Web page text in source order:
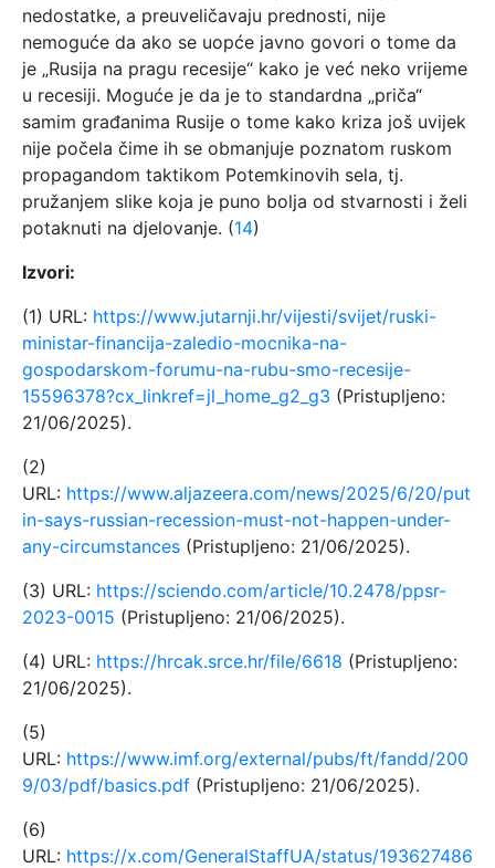
nedostatke, a preuveličavaju prednosti, nije
nemoguće da ako se uopće javno govori o tome da
je „Rusija na pragu recesije“ kako je već neko vrijeme
u recesiji. Moguće je da je to standardna „priča“
samim građanima Rusije o tome kako kriza još uvijek
nije počela čime ih se obmanjuje poznatom ruskom
propagandom taktikom Potemkinovih sela, tj.
pružanjem slike koja je puno bolja od stvarnosti i želi
potaknuti na djelovanje. (14)
Izvori:
(1) URL: https://www.jutarnji.hr/vijesti/svijet/ruski-
ministar-financija-zaledio-mocnika-na-
gospodarskom-forumu-na-rubu-smo-recesije-
15596378?cx_linkref=jl_home_g2_g3 (Pristupljeno:
21/06/2025).
(2)
URL: https://www.aljazeera.com/news/2025/6/20/put
in-says-russian-recession-must-not-happen-under-
any-circumstances (Pristupljeno: 21/06/2025).
(3) URL: https://sciendo.com/article/10.2478/ppsr-
2023-0015 (Pristupljeno: 21/06/2025).
(4) URL: https://hrcak.srce.hr/file/6618 (Pristupljeno:
21/06/2025).
(5)
URL: https://www.imf.org/external/pubs/ft/fandd/200
9/03/pdf/basics.pdf (Pristupljeno: 21/06/2025).
(6)
URL: https://x.com/GeneralStaffUA/status/193627486